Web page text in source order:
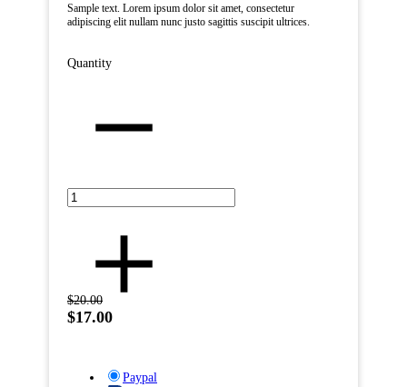
Sample text. Lorem ipsum dolor sit amet, consectetur
adipiscing elit nullam nunc justo sagittis suscipit ultrices.
Quantity
$20.00
$17.00
Paypal